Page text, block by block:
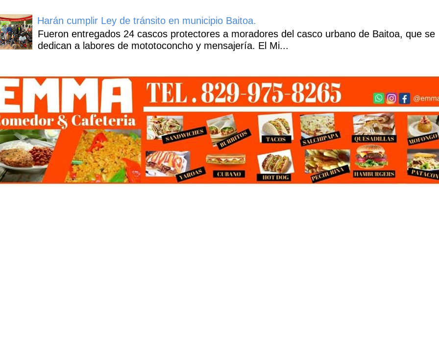
Harán cumplir Ley de tránsito en municipio Baitoa.
Fueron entregados 24 cascos protectores a moradores del casco urbano de Baitoa, que se
dedican a labores de mototoconcho y mensajería. El Mi...